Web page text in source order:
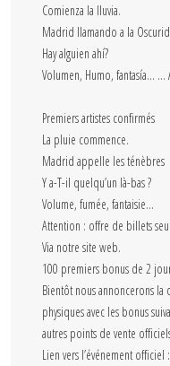
Comienza la lluvia.
Madrid llamando a la
Hay alguien ahí?
Volumen, Humo, fantasía… …
Premiers artistes confirmés
La pluie commence.
Madrid appelle les ténèbres
Y a-T-il quelqu’un là-bas ?
Volume, fumée, fantaisie…
Attention : offre de billets
Via notre site web.
100 premiers bonus de 2
Bientôt nous annoncerons
physiques avec les bonus
autres points de vente
Lien vers l’événement officiel :